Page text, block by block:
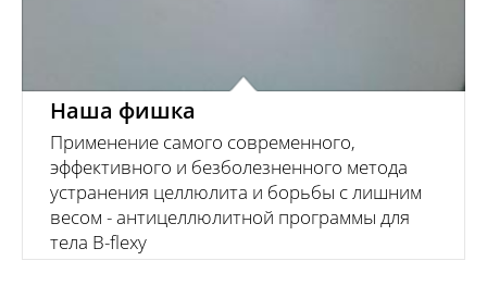
Наша фишка
Применение самого современного,
эффективного и безболезненного метода
устранения целлюлита и борьбы с лишним
весом - антицеллюлитной программы для
тела B-flexy